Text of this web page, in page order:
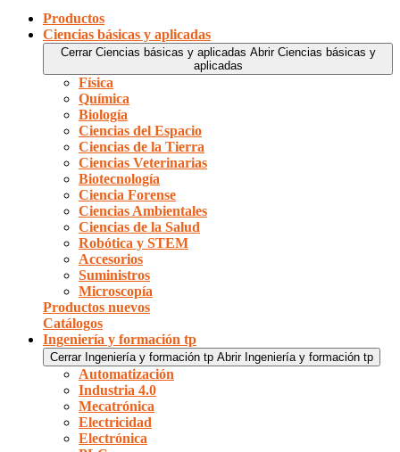
Productos
Ciencias básicas y aplicadas
Cerrar Ciencias básicas y aplicadas Abrir Ciencias básicas y
aplicadas
Física
Química
Biología
Ciencias del Espacio
Ciencias de la Tierra
Ciencias Veterinarias
Biotecnología
Ciencia Forense
Ciencias Ambientales
Ciencias de la Salud
Robótica y STEM
Accesorios
Suministros
Microscopía
Productos nuevos
Catálogos
Ingeniería y formación tp
Cerrar Ingeniería y formación tp Abrir Ingeniería y formación tp
Automatización
Industria 4.0
Mecatrónica
Electricidad
Electrónica